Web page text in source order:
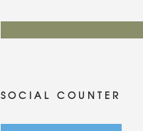
SOCIAL COUNTER